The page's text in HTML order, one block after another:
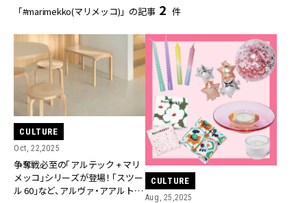
「#marimekko(マリメッコ)」の記事 2 件
CULTURE
Oct, 22,2025
争奪戦必至の「アルテック + マリ
メッコ」シリーズが登場！ 「スツー
ル 60」など、アルヴァ・アアルトの
CULTURE
Aug, 25,2025